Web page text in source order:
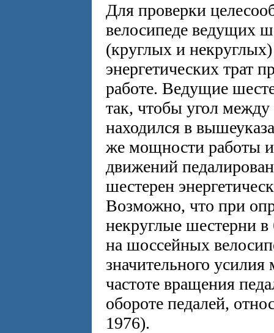
Для проверки
велосипеде ведущих
(круглых и
энергетических трат
работе. Ведущие
так, чтобы угол
находился в
же мощности работы
движений
шестерен
Возможно, что при
некруглые шестерни
на шоссейных
значительного
частоте вращения
обороте педалей,
1976).